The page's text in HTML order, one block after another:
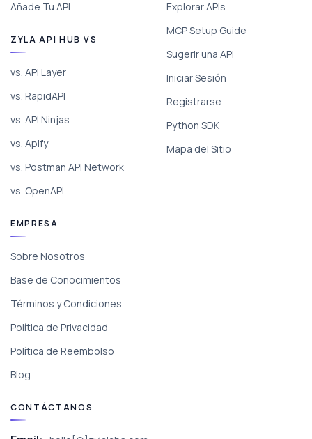
Añade Tu API
ZYLA API HUB VS
vs. API Layer
vs. RapidAPI
vs. API Ninjas
vs. Apify
vs. Postman API Network
vs. OpenAPI
Explorar APIs
MCP Setup Guide
Sugerir una API
Iniciar Sesión
Registrarse
Python SDK
Mapa del Sitio
EMPRESA
Sobre Nosotros
Base de Conocimientos
Términos y Condiciones
Política de Privacidad
Política de Reembolso
Blog
CONTÁCTANOS